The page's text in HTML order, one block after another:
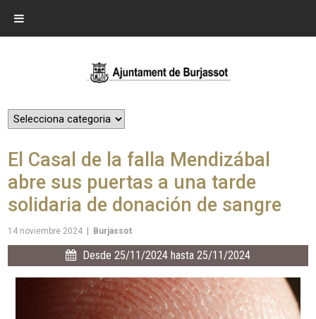
El Casal de la falla Mendizábal
abre sus puertas a una tarde
solidaria de donación de sangre
14 noviembre 2024 Burjassot
Desde 25/11/2024 hasta 25/11/2024